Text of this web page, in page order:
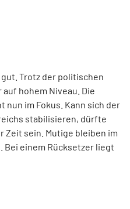
Trotz der politischen
hohem Niveau. Die
nun im Fokus. Kann sich der
stabilisieren, dürfte
Zeit sein. Mutige bleiben im
Bei einem Rücksetzer liegt